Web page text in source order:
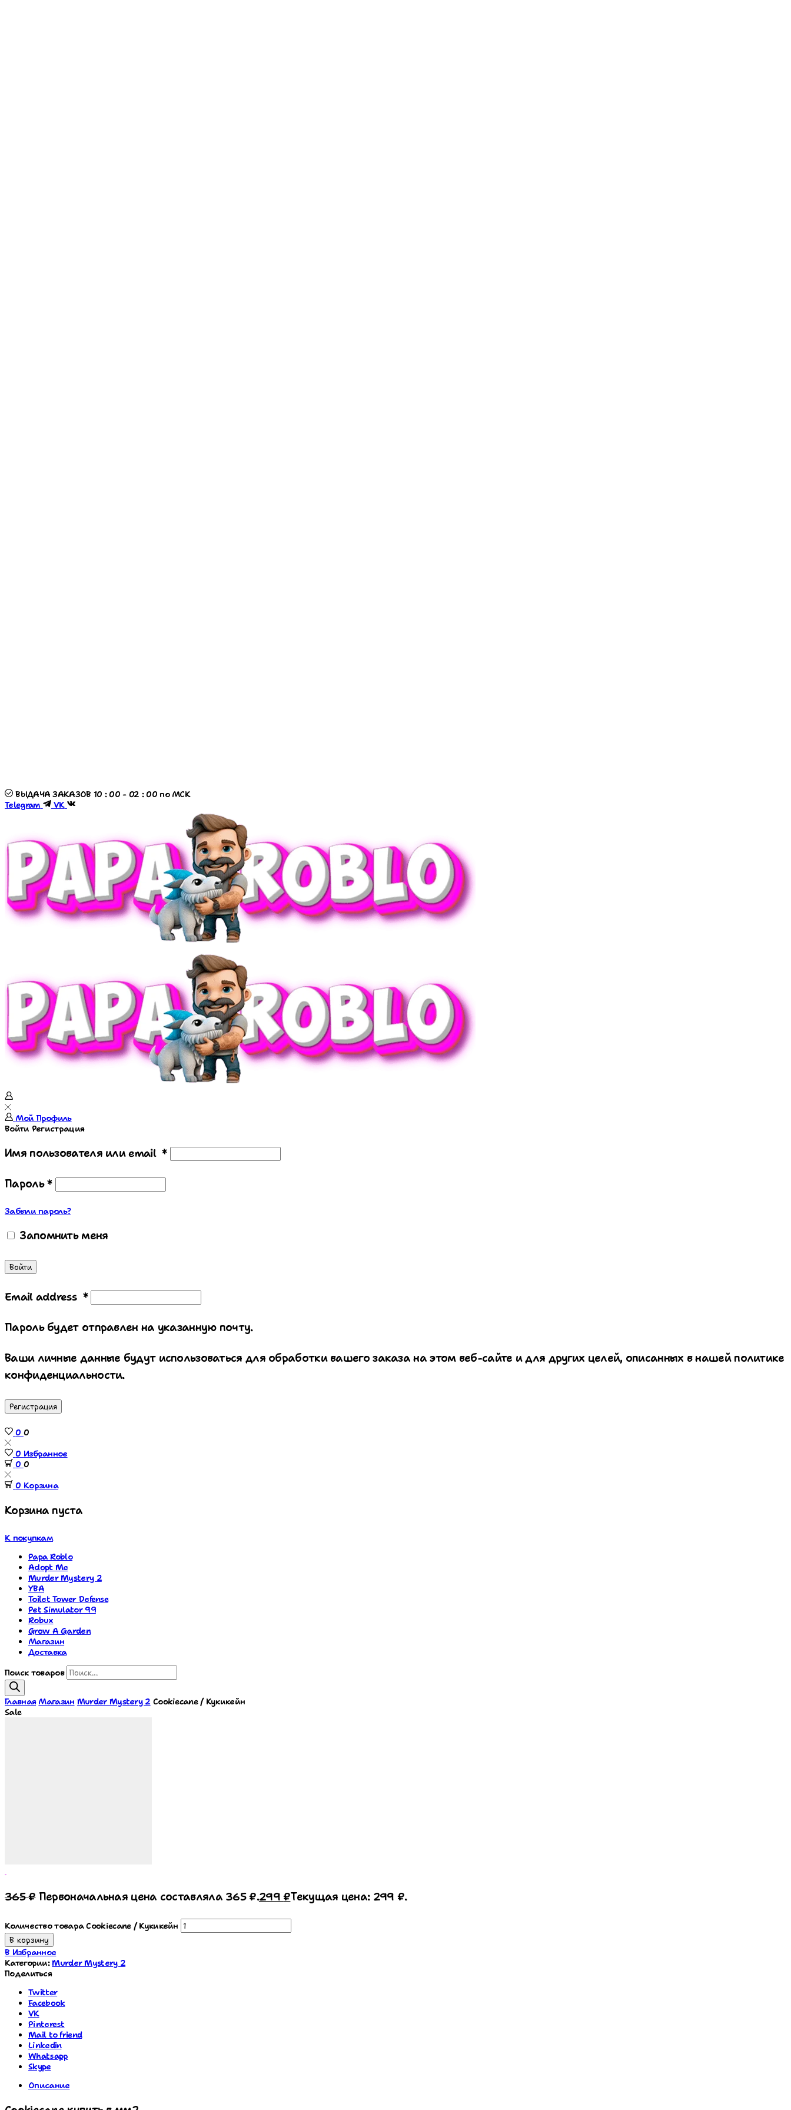
ВЫДАЧА ЗАКАЗОВ 10 : 00 - 02 : 00 по МСК
Telegram
VK
Мой Профиль
Войти Регистрация
Имя пользователя или email*
Пароль*
Забыли пароль?
Запомнить меня
Войти
Email address *
Пароль будет отправлен на указанную почту.
Ваши личные данные будут использоваться для обработки вашего заказа на этом веб-сайте и для других целей, описанных в нашей политике
конфиденциальности.
Регистрация
0 0
0 Избранное
0 0
0 Корзина
Корзина пуста
К покупкам
Papa Roblo
Adopt Me
Murder Mystery 2
YBA
Toilet Tower Defense
Pet Simulator 99
Robux
Grow A Garden
Магазин
Доставка
Поиск товаров
Главная Магазин Murder Mystery 2 Cookiecane / Кукикейн
Sale
365₽ Первоначальная цена составляла 365 ₽.299₽Текущая цена: 299 ₽.
Количество товара Cookiecane / Кукикейн
В корзину
В Избранное
Категории:Murder Mystery 2
Поделиться
Twitter
Facebook
VK
Pinterest
Mail to friend
Linkedin
Whatsapp
Skype
Описание